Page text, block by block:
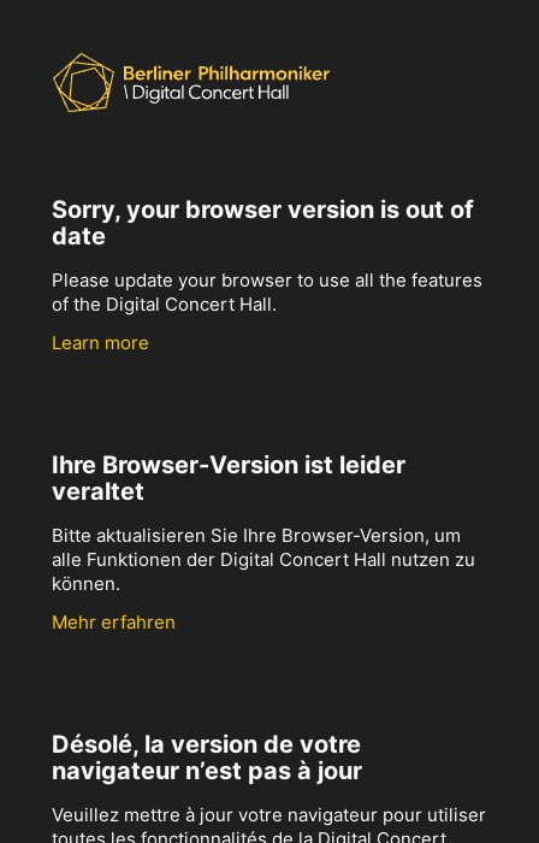
Sorry, your browser version is out of
date
Please update your browser to use all the features
of the Digital Concert Hall.
Learn more
Ihre Browser-Version ist leider
veraltet
Bitte aktualisieren Sie Ihre Browser-Version, um
alle Funktionen der Digital Concert Hall nutzen zu
können.
Mehr erfahren
Désolé, la version de votre
navigateur n’est pas à jour
Veuillez mettre à jour votre navigateur pour utiliser